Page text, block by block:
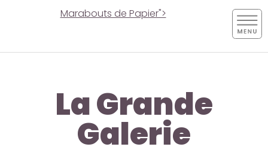
Marabouts de Papier">
La Grande
Galerie